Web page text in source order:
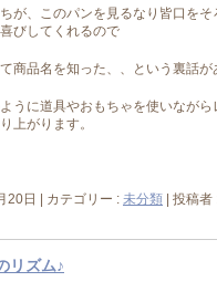
が、このパンを見るなり皆口を
びしてくれるので
商品名を知った、、という裏話が
うに道具やおもちゃを使いなが
上がります。
20日 カテゴリー : 未分類 投稿者
リズム♪